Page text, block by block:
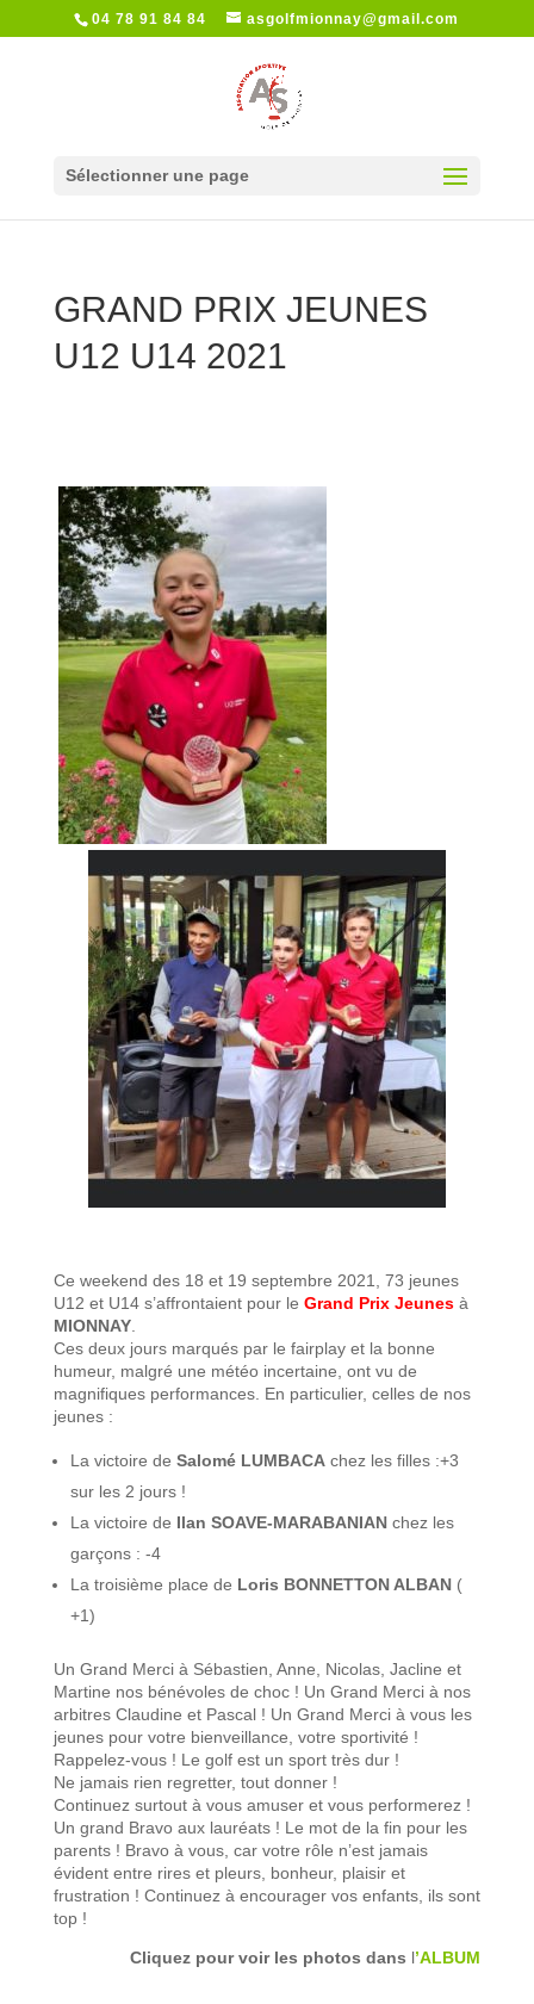
04 78 91 84 84 asgolfmionnay@gmail.com
Sélectionner une page
GRAND PRIX JEUNES
U12 U14 2021
Ce weekend des 18 et 19 septembre 2021, 73 jeunes
U12 et U14 s’affrontaient pour le Grand Prix Jeunesà
MIONNAY.
Ces deux jours marqués par le fairplay et la bonne
humeur, malgré une météo incertaine, ont vu de
magnifiques performances. En particulier, celles de nos
jeunes :
La victoire de Salomé LUMBACAchez les filles :+3
sur les 2 jours !
La victoire de Ilan SOAVE-MARABANIANchez les
garçons : -4
La troisième place de Loris BONNETTON ALBAN(
+1)
Un Grand Merci à Sébastien, Anne, Nicolas, Jacline et
Martine nos bénévoles de choc ! Un Grand Merci à nos
arbitres Claudine et Pascal ! Un Grand Merci à vous les
jeunes pour votre bienveillance, votre sportivité !
Rappelez-vous ! Le golf est un sport très dur !
Ne jamais rien regretter, tout donner !
Continuez surtout à vous amuser et vous performerez !
Un grand Bravo aux lauréats ! Le mot de la fin pour les
parents ! Bravo à vous, car votre rôle n’est jamais
évident entre rires et pleurs, bonheur, plaisir et
frustration ! Continuez à encourager vos enfants, ils sont
top !
Cliquez pour voir les photos dans l’ALBUM